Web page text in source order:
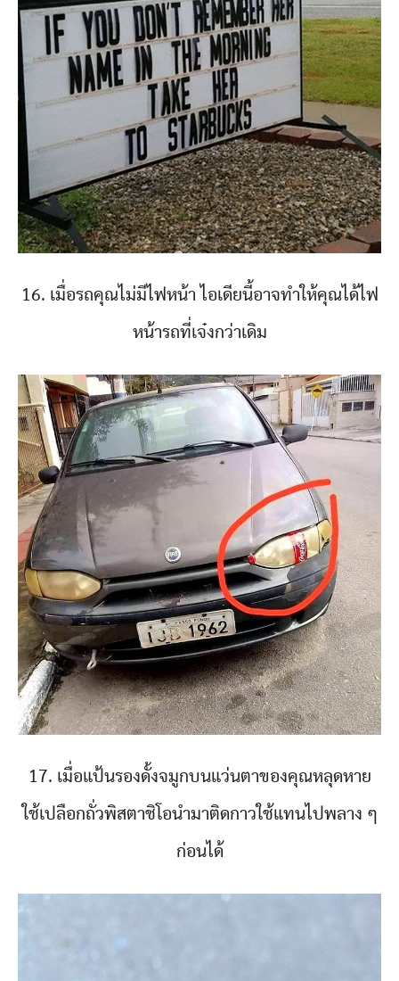
16. เมื่อรถคุณไม่มีไฟหน้า ไอเดียนี้อาจทำให้คุณได้ไฟ
หน้ารถที่เจ๋งกว่าเดิม
17. เมื่อแป้นรองดั้งจมูกบนแว่นตาของคุณหลุดหาย
ใช้เปลือกถั่วพิสตาชิโอนำมาติดกาวใช้แทนไปพลาง ๆ
ก่อนได้